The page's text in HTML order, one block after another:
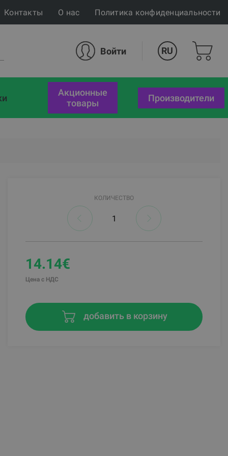
Контакты О нас Политика конфиденциальности
Войти RU
акционные
товары
Производители
КОЛИЧЕСТВО
14.14€
Цена с НДС
добавить в корзину